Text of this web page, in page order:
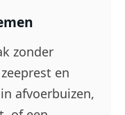
zonder
en
afvoerbuizen,